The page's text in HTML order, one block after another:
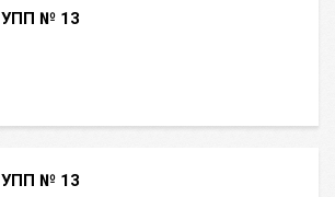
УПП № 13
УПП № 13